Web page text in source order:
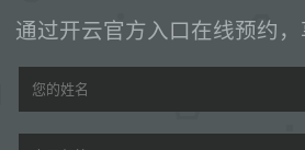
通过开云官方入口在线预约